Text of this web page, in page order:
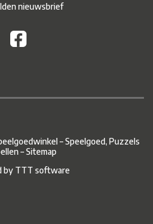
nieuwsbrief
– Speelgoed, Puzzels
–Sitemap
by TTT software